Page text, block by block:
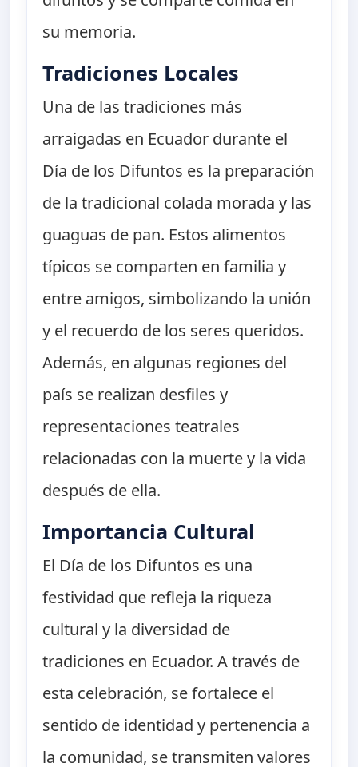
su memoria.
Tradiciones Locales
Una de las tradiciones más
arraigadas en Ecuador durante el
Día de los Difuntos es la preparación
de la tradicional colada morada y las
guaguas de pan. Estos alimentos
típicos se comparten en familia y
entre amigos, simbolizando la unión
y el recuerdo de los seres queridos.
Además, en algunas regiones del
país se realizan desfiles y
representaciones teatrales
relacionadas con la muerte y la vida
después de ella.
Importancia Cultural
El Día de los Difuntos es una
festividad que refleja la riqueza
cultural y la diversidad de
tradiciones en Ecuador. A través de
esta celebración, se fortalece el
sentido de identidad y pertenencia a
la comunidad, se transmiten valores